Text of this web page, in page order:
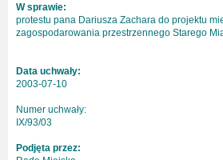
W sprawie:
protestu pana Dariusza Zachara do projektu
zagospodarowania przestrzennego Starego
Data uchwały:
2003-07-10
Numer uchwały:
IX/93/03
Podjęta przez: